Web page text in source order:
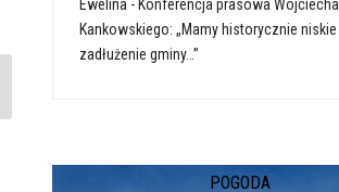
Ewelina - Konferencja prasowa Wojciecha
Kankowskiego: „Mamy historycznie niskie
zadłużenie gminy…”
POGODA